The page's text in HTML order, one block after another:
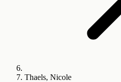
Thaels, Nicole